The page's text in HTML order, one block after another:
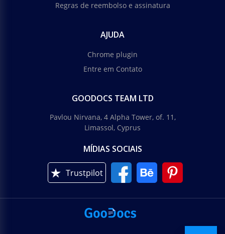
Regras de reembolso e assinatura
AJUDA
Chrome plugin
Entre em Contato
GOODOCS TEAM LTD
Pavlou Nirvana, 4 Alpha Tower, of. 11,
Limassol, Cyprus
MÍDIAS SOCIAIS
Trustpilot